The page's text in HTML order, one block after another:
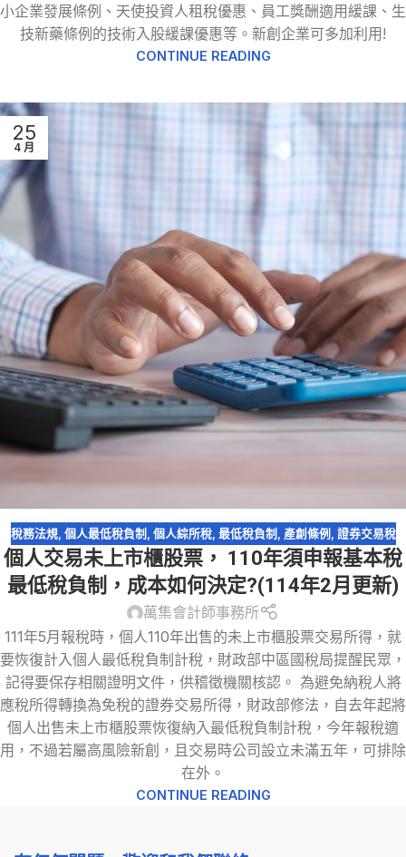
小企業發展條例、天使投資人租稅優惠、員工獎酬適用緩課、生
技新藥條例的技術入股緩課優惠等。新創企業可多加利用!
CONTINUE READING
25
4 月
稅務法規, 個人最低稅負制 個人綜所稅, 最低稅負制 產創條例 證券交易稅
個人交易未上市櫃股票， 110年須申報基本稅
最低稅負制，成本如何決定?(114年2月更新)
萬集會計師事務所
111年5月報稅時，個人110年出售的未上市櫃股票交易所得，就
要恢復計入個人最低稅負制計稅，財政部中區國稅局提醒民眾，
記得要保存相關證明文件，供稽徵機關核認。 為避免納稅人將
應稅所得轉換為免稅的證券交易所得，財政部修法，自去年起將
個人出售未上市櫃股票恢復納入最低稅負制計稅，今年報稅適
用，不過若屬高風險新創，且交易時公司設立未滿五年，可排除
在外。
CONTINUE READING